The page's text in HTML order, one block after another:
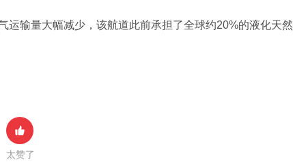
运输量大幅减少，该航道此前承担了全球约20%的液化天然
太赞了